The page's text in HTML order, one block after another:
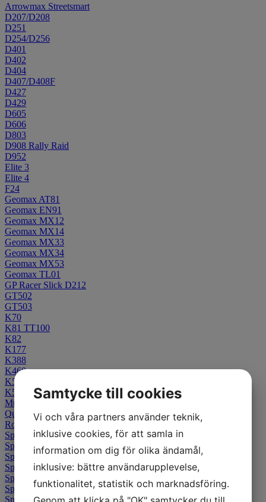
Arrowmax Streetsmart
D207/D208
D251
D254/D256
D401
D402
D404
D407/D408F
D427
D429
D605
D606
D803
D908 Rally Raid
D952
Elite 3
Elite 4
F24
Geomax AT81
Geomax EN91
Geomax MX12
Geomax MX14
Geomax MX33
Geomax MX34
Geomax MX53
Geomax TL01
GP Racer Slick D212
GT502
GT503
K70
K81 TT100
K82
K177
K388
K460
K555
K591
Mutant
Qualifier Core
Roadsmart 4
Sportmax D221
Sportmax GPR300
Sportmax Roadsmart II
Sportmax Roadsmart 3
Sportsmart MK3
Sportsmart MK4
Sportsmart TT
Samtycke till cookies
Vi och våra partners använder teknik,
inklusive cookies, för att samla in
information om dig för olika ändamål,
inklusive: bättre användarupplevelse,
funktionalitet, statistik och marknadsföring.